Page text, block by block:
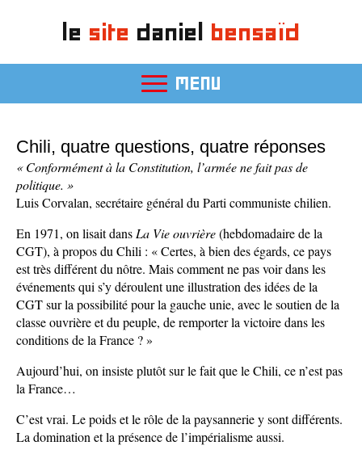
le site daniel bensaïd
MENU
Chili, quatre questions, quatre réponses
« Conformément à la Constitution, l’armée ne fait pas de
politique. »
Luis Corvalan, secrétaire général du Parti communiste chilien.
En 1971, on lisait dans La Vie ouvrière(hebdomadaire de la
CGT), à propos du Chili : « Certes, à bien des égards, ce pays
est très différent du nôtre. Mais comment ne pas voir dans les
événements qui s’y déroulent une illustration des idées de la
CGT sur la possibilité pour la gauche unie, avec le soutien de la
classe ouvrière et du peuple, de remporter la victoire dans les
conditions de la France ? »
Aujourd’hui, on insiste plutôt sur le fait que le Chili, ce n’est pas
la France…
C’est vrai. Le poids et le rôle de la paysannerie y sont différents.
La domination et la présence de l’impérialisme aussi.